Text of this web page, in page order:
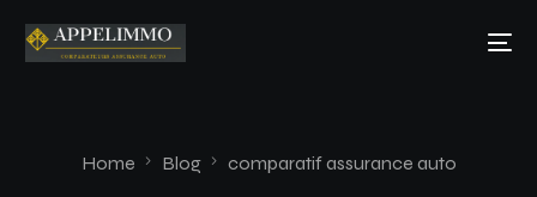
Home Blog comparatif assurance auto